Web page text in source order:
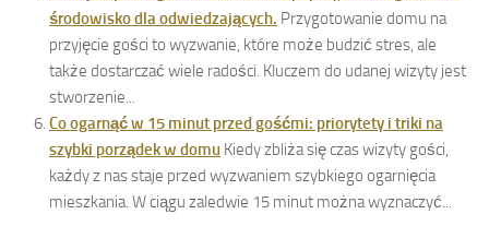
środowisko dla odwiedzających. Przygotowanie domu na
przyjęcie gości to wyzwanie, które może budzić stres, ale
także dostarczać wiele radości. Kluczem do udanej wizyty jest
stworzenie...
Co ogarnąć w 15 minut przed gośćmi: priorytety i triki na
szybki porządek w domu Kiedy zbliża się czas wizyty gości,
każdy z nas staje przed wyzwaniem szybkiego ogarnięcia
mieszkania. W ciągu zaledwie 15 minut można wyznaczyć...